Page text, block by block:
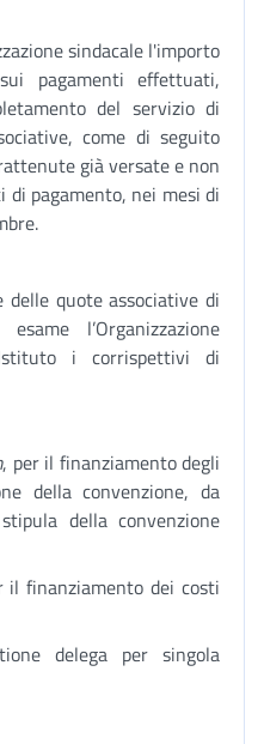
sindacale l'importo
pagamenti effettuati,
del servizio di
come di seguito
già versate e non
pagamento, nei mesi di
quote associative di
l’Organizzazione
i corrispettivi di
, per il finanziamento degli
della convenzione, da
della convenzione
il finanziamento dei costi
delega per singola